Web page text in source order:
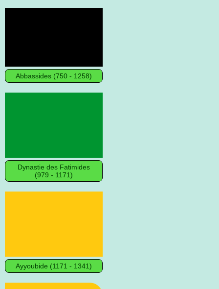
Abbassides (750 - 1258)
Dynastie des Fatimides
(979 - 1171)
Ayyoubide (1171 - 1341)